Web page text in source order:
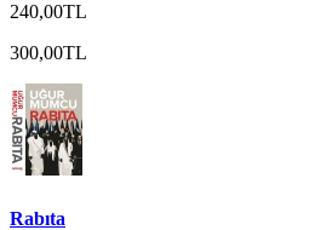
240,00TL
300,00TL
Rabıta